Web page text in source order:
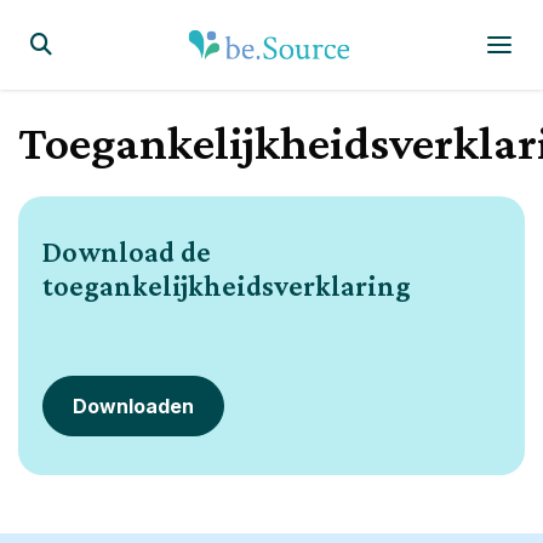
Display the search form
Download de
toegankelijkheidsverklaring
Downloaden